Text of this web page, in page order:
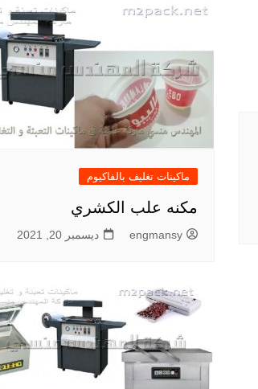
ماكينات تغليف بالفاكيوم
مكنه علب الكشري
engmansy ديسمبر 20, 2021